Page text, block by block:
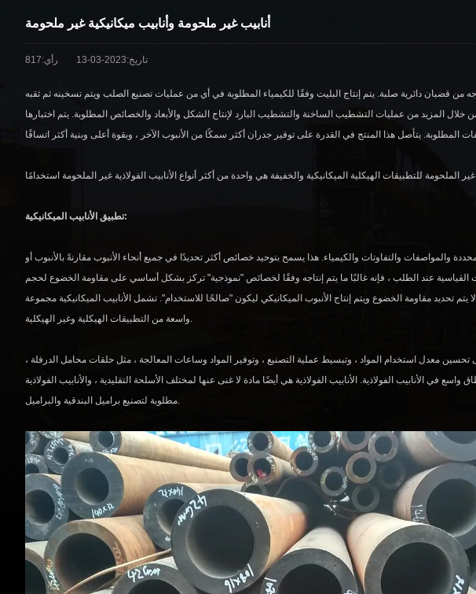
أنابيب غير ملحومة وأنابيب ميكانيكية غير ملحومة
تاريخ:2023-03-13 رأي:817
من قضبان دائرية صلبة. يتم إنتاج البليت وفقًا للكيمياء المطلوبة في أي من عمليات تصنيع الصلب ويتم تسخينه ثم ثقبه
خلال المزيد من عمليات التشطيب الساخنة والتشطيب البارد لإنتاج الشكل والأبعاد والخصائص المطلوبة. يتم اختبارها
تطبيق الأنابيب الميكانيكية:
والمواصفات والتفاوتات والكيمياء. هذا يسمح بتوحيد خصائص أكثر تحديدًا في جميع أنحاء الأنبوب مقارنةً بالأنبوب أو
القياسية عند الطلب ، فإنه غالبًا ما يتم إنتاجه وفقًا لخصائص "نموذجية" تركز بشكل أساسي على مقاومة الخضوع لحجم
تحديد مقاومة الخضوع ويتم إنتاج الأنبوب الميكانيكي ليكون "صالحًا للاستخدام". تشمل الأنابيب الميكانيكية مجموعة
تحسين معدل استخدام المواد ، وتبسيط عملية التصنيع ، وتوفير المواد وساعات المعالجة ، مثل حلقات محامل الدرفلة ،
في الأنابيب الفولاذية. الأنابيب الفولاذية هي أيضًا مادة لا غنى عنها لمختلف الأسلحة التقليدية ، والأنابيب الفولاذية
مطلوبة لتصنيع براميل البندقية والبراميل.